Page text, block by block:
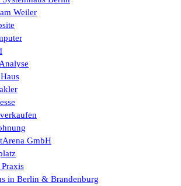
Weiler
GmbH
in Berlin & Brandenburg